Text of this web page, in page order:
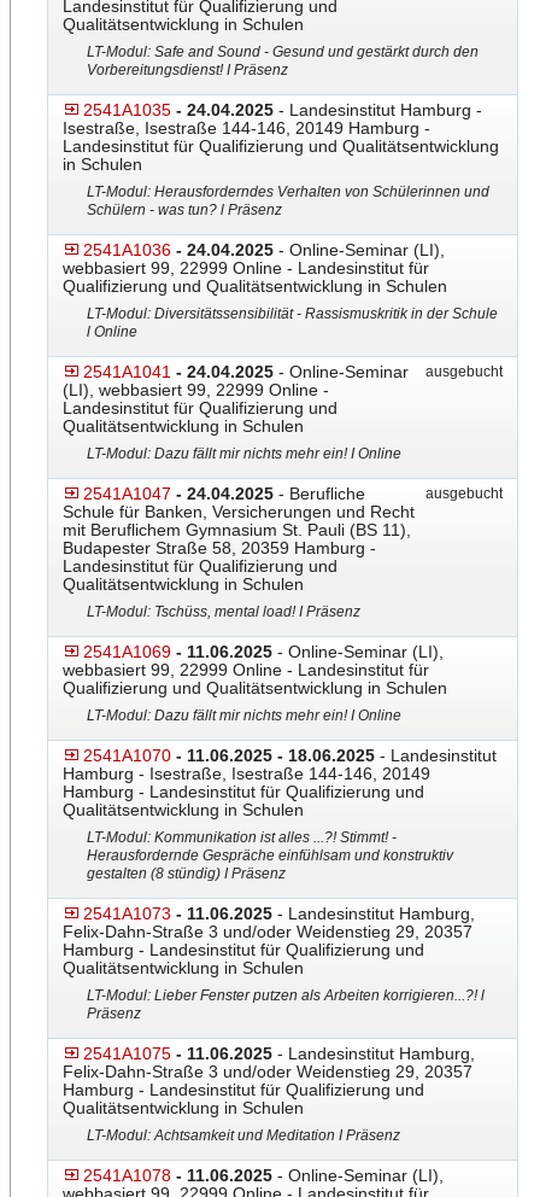
Landesinstitut für Qualifizierung und
Qualitätsentwicklung in Schulen
LT-Modul: Safe and Sound - Gesund und gestärkt durch den
Vorbereitungsdienst! I Präsenz
2541A1035 - 24.04.2025 - Landesinstitut Hamburg -
Isestraße, Isestraße 144-146, 20149 Hamburg -
Landesinstitut für Qualifizierung und Qualitätsentwicklung
in Schulen
LT-Modul: Herausforderndes Verhalten von Schülerinnen und
Schülern - was tun? l Präsenz
2541A1036 - 24.04.2025 - Online-Seminar (LI),
webbasiert 99, 22999 Online - Landesinstitut für
Qualifizierung und Qualitätsentwicklung in Schulen
LT-Modul: Diversitätssensibilität - Rassismuskritik in der Schule
l Online
2541A1041 - 24.04.2025 - Online-Seminar
(LI), webbasiert 99, 22999 Online -
Landesinstitut für Qualifizierung und
Qualitätsentwicklung in Schulen
ausgebucht
LT-Modul: Dazu fällt mir nichts mehr ein! I Online
2541A1047 - 24.04.2025 - Berufliche
Schule für Banken, Versicherungen und Recht
mit Beruflichem Gymnasium St. Pauli (BS 11),
Budapester Straße 58, 20359 Hamburg -
Landesinstitut für Qualifizierung und
Qualitätsentwicklung in Schulen
ausgebucht
LT-Modul: Tschüss, mental load! I Präsenz
2541A1069 - 11.06.2025 - Online-Seminar (LI),
webbasiert 99, 22999 Online - Landesinstitut für
Qualifizierung und Qualitätsentwicklung in Schulen
LT-Modul: Dazu fällt mir nichts mehr ein! I Online
2541A1070 - 11.06.2025 - 18.06.2025 - Landesinstitut
Hamburg - Isestraße, Isestraße 144-146, 20149
Hamburg - Landesinstitut für Qualifizierung und
Qualitätsentwicklung in Schulen
LT-Modul: Kommunikation ist alles ...?! Stimmt! -
Herausfordernde Gespräche einfühlsam und konstruktiv
gestalten (8 stündig) I Präsenz
2541A1073 - 11.06.2025 - Landesinstitut Hamburg,
Felix-Dahn-Straße 3 und/oder Weidenstieg 29, 20357
Hamburg - Landesinstitut für Qualifizierung und
Qualitätsentwicklung in Schulen
LT-Modul: Lieber Fenster putzen als Arbeiten korrigieren...?! l
Präsenz
2541A1075 - 11.06.2025 - Landesinstitut Hamburg,
Felix-Dahn-Straße 3 und/oder Weidenstieg 29, 20357
Hamburg - Landesinstitut für Qualifizierung und
Qualitätsentwicklung in Schulen
LT-Modul: Achtsamkeit und Meditation I Präsenz
2541A1078 - 11.06.2025 - Online-Seminar (LI),